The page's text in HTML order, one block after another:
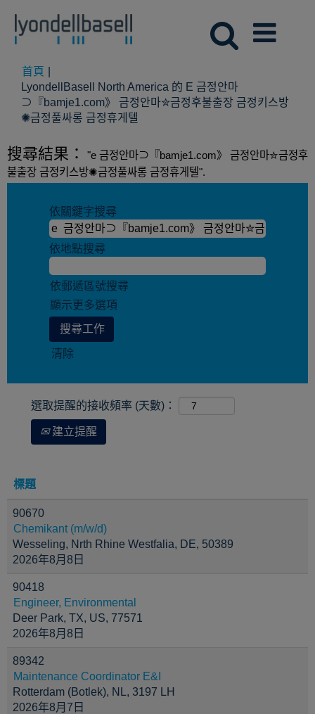
首頁
LyondellBasell North America 的 E 금정안마
⊃『bamje1.com》 금정안마✮금정후불출장 금정키스방
✺금정풀싸롱 금정휴게텔
搜尋結果：
"e 금정안마⊃『bamje1.com》 금정안마✮금정후
불출장 금정키스방✺금정풀싸롱 금정휴게텔".
依關鍵字搜尋
依地點搜尋
依郵遞區號搜尋
顯示更多選項
清除
選取提醒的接收頻率 (天數)：
建立提醒
標題
90670
Chemikant (m/w/d)
Wesseling, Nrth Rhine Westfalia, DE, 50389
2026年8月8日
90418
Engineer, Environmental
Deer Park, TX, US, 77571
2026年8月8日
89342
Maintenance Coordinator E&I
Rotterdam (Botlek), NL, 3197 LH
2026年8月7日